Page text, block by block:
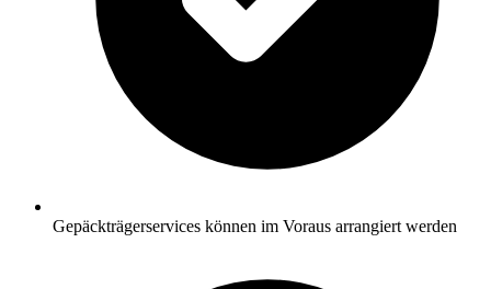
Gepäckträgerservices können im Voraus arrangiert werden